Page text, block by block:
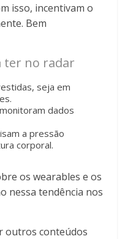
isso, incentivam o
Bem
ter no radar
seja em
dados
a pressão
corporal.
os wearables e os
nessa tendência nos
outros conteúdos